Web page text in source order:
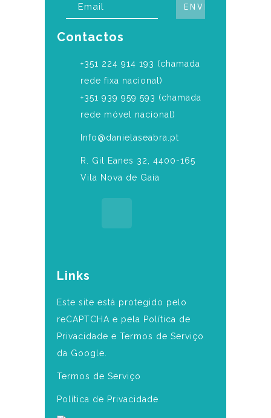
Contactos
‎+351 224 914 193 (chamada
rede fixa nacional)
+351 939 959 593 (chamada
rede móvel nacional)
Info@danielaseabra.pt
R. Gil Eanes 32, 4400-165
Vila Nova de Gaia
Links
Este site está protegido pelo
reCAPTCHA e pela Política de
Privacidade e Termos de Serviço
da Google.
Termos de Serviço
Política de Privacidade